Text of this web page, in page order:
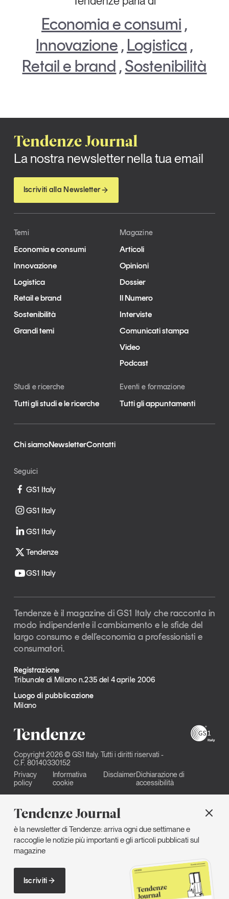
Economia e consumi ,
Innovazione , Logistica ,
Retail e brand ,Sostenibilità
Tendenze Journal
è la newsletter di Tendenze: arriva ogni due settimane e
raccoglie le notizie più importanti e gli articoli pubblicati sul
magazine
Iscriviti
Tendenze Journal
La nostra newsletter nella tua email
Iscriviti alla Newsletter
Temi
Economia e consumi
Innovazione
Logistica
Retail e brand
Sostenibilità
Grandi temi
Magazine
Articoli
Opinioni
Dossier
Il Numero
Interviste
Comunicati stampa
Video
Podcast
Studi e ricerche
Tutti gli studi e le ricerche
Eventi e formazione
Tutti gli appuntamenti
Chi siamoNewsletterContatti
Seguici
GS1 Italy
GS1 Italy
GS1 Italy
Tendenze
GS1 Italy
Tendenze è il magazine di GS1 Italy che racconta in
modo indipendente il cambiamento e le sfide del
largo consumo e dell’economia a professionisti e
consumatori.
Registrazione
Tribunale di Milano n.235 del 4 aprile 2006
Luogo di pubblicazione
Milano
Copyright 2026 © GS1 Italy. Tutti i diritti riservati -
C.F. 80140330152
Privacy
policy
Informativa
cookie
DisclaimerDichiarazione di
accessibilità